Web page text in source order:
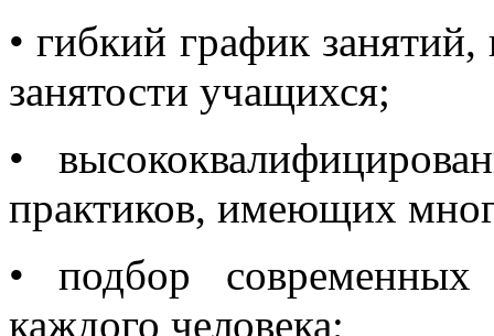
• гибкий график
занятости учащихся;
•
практиков, имеющих
•
подбор
каждого человека;